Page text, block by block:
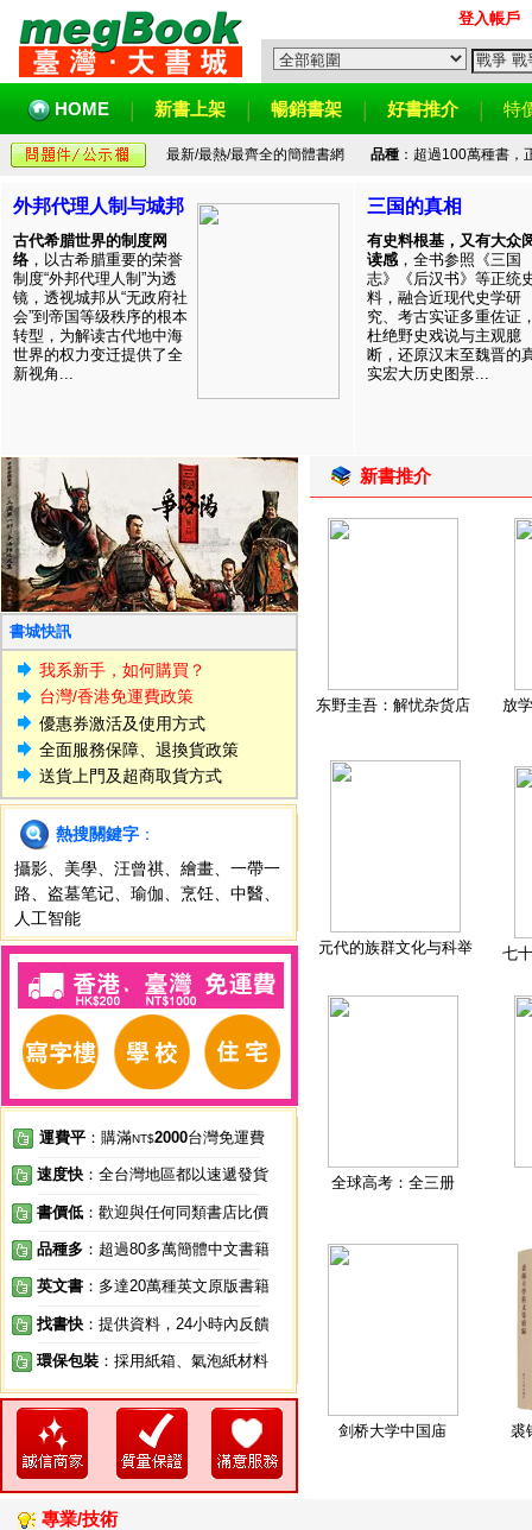
登入帳戶
HOME 新書上架 暢銷書架 好書推介 特
最新/最熱/最齊全的簡體書網 品種：超過100萬種書，
外邦代理人制与城邦
古代希腊世界的制度网
络 ，以古希腊重要的荣誉
制度“外邦代理人制”为透
镜，透视城邦从“无政府社
会”到帝国等级秩序的根本
转型，为解读古代地中海
世界的权力变迁提供了全
新视角...
三国的真相
有史料根基，又有大众
读感 ，全书参照《三国
志》《后汉书》等正统
料，融合近现代史学研
究、考古实证多重佐证
杜绝野史戏说与主观臆
断，还原汉末至魏晋的
实宏大历史图景...
書城快訊
我系新手，如何購買？
台灣/香港免運費政策
優惠券激活及使用方式
全面服務保障、退換貨政策
送貨上門及超商取貨方式
熱搜關鍵字 ：
攝影
美學 汪曾祺 繪畫
一帶一
路
盗墓笔记 瑜伽 烹饪 中醫
人工智能
運費平 ：購滿NT$2000台灣免運費
速度快 ：全台灣地區都以速遞發貨
書價低 ：歡迎與任何同類書店比價
品種多 ：超過80多萬簡體中文書籍
英文書 ：多達20萬種英文原版書籍
找書快 ：提供資料，24小時內反饋
環保包裝 ：採用紙箱、氣泡紙材料
新書推介
东野圭吾：解忧杂货店 放
元代的族群文化与科举 七
全球高考：全三册
剑桥大学中国庙 裘
專業/技術